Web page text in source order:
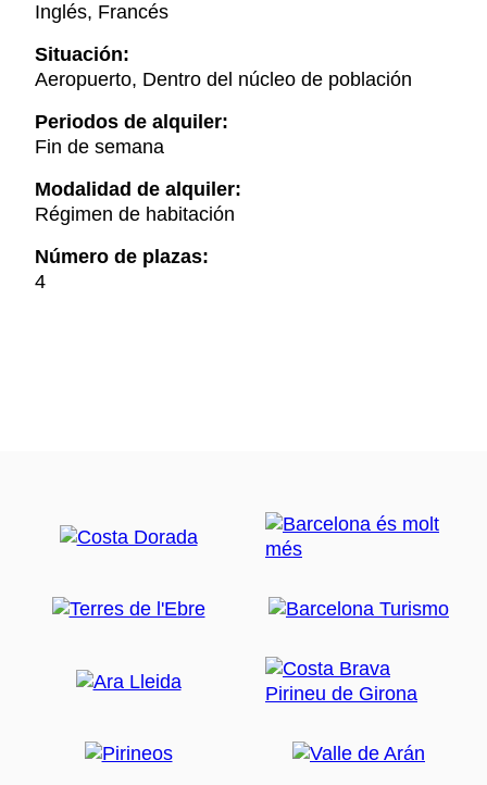
Inglés, Francés
Situación:
Aeropuerto, Dentro del núcleo de población
Periodos de alquiler:
Fin de semana
Modalidad de alquiler:
Régimen de habitación
Número de plazas:
4